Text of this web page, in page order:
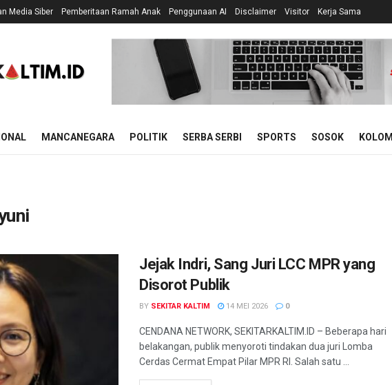
Media Siber Pemberitaan Ramah Anak Penggunaan AI Disclaimer Visitor Kerja Sama
MANCANEGARA POLITIK SERBA SERBI SPORTS SOSOK KOLOM
Jejak Indri, Sang Juri LCC MPR yang
Disorot Publik
BY SEKITAR KALTIM 14 MEI 2026 0
CENDANA NETWORK, SEKITARKALTIM.ID – Beberapa hari
belakangan, publik menyoroti tindakan dua juri Lomba
Cerdas Cermat Empat Pilar MPR RI. Salah satu ...